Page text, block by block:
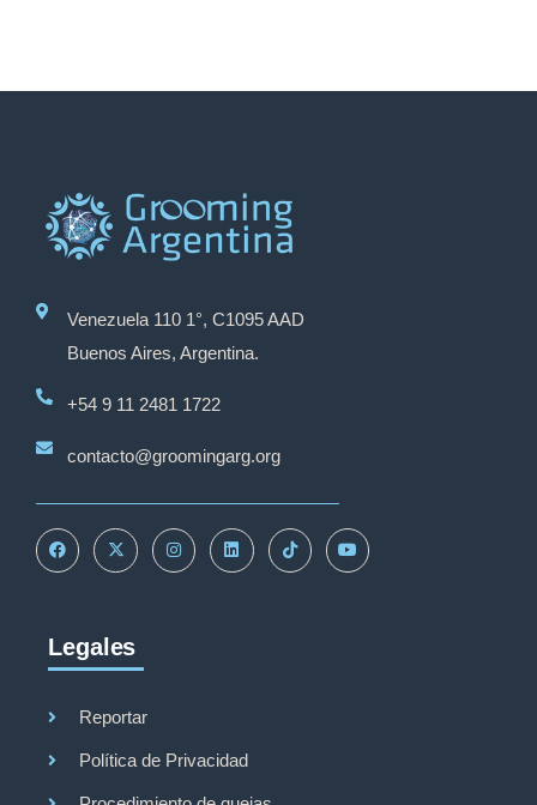
Venezuela 110 1°, C1095 AAD
Buenos Aires, Argentina.
+54 9 11 2481 1722
contacto@groomingarg.org
Legales
Reportar
Política de Privacidad